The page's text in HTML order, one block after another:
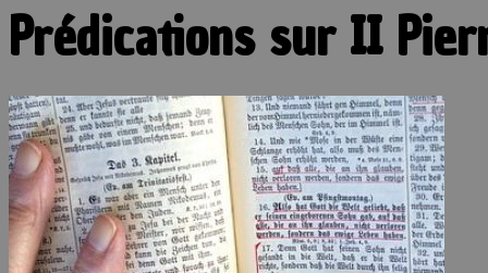
Prédications sur II